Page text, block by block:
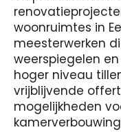
woonruimtes in
meesterwerken
weerspiegelen
hoger niveau
vrijblijvende
mogelijkheden